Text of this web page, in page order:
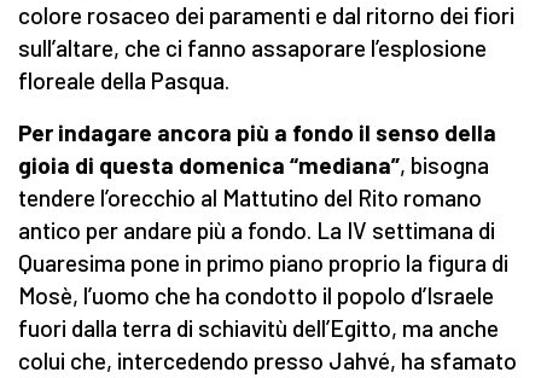
colore rosaceo dei paramenti e dal ritorno dei fiori
sull’altare, che ci fanno assaporare l’esplosione
floreale della Pasqua.
Per indagare ancora più a fondo il senso della
gioia di questa domenica “mediana”, bisogna
tendere l’orecchio al Mattutino del Rito romano
antico per andare più a fondo. La IV settimana di
Quaresima pone in primo piano proprio la figura di
Mosè, l’uomo che ha condotto il popolo d’Israele
fuori dalla terra di schiavitù dell’Egitto, ma anche
colui che, intercedendo presso Jahvé, ha sfamato